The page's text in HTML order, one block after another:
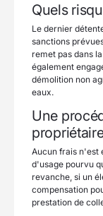
Quels
Le dernier
sanctions
remet pas dans
également
démolition non
eaux.
Une
Aucun frais n'est
d'usage pourvu
revanche, si un
compensation
prestation de